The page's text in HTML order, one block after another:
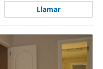
Llamar